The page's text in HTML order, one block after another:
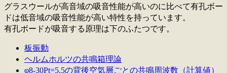
グラスウールが高音域の吸音性能が高いのに比べて有孔ボー
ドは低音域の吸音性能が高い特性を持っています。
有孔ボードが吸音する原理は下のふたつです。
板振動
ヘルムホルツの共鳴箱理論
φ8-30Pt=5.5の背後空気層ごとの共鳴周波数（計算値）